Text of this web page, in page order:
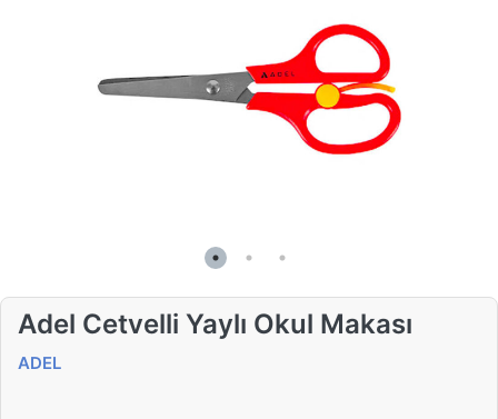
Adel Cetvelli Yaylı Okul Makası
ADEL